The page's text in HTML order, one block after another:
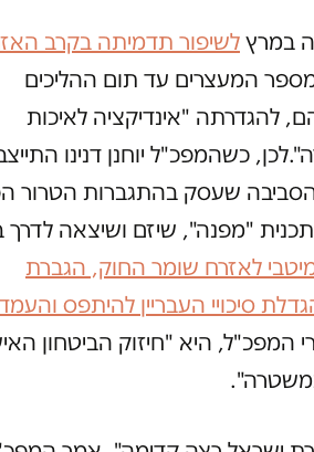
במרץ לשיפור תדמיתה בקרב
המעצרים עד תום ההליכים
להגדרתה "אינדיקציה לאיכות
כשהמפכ"ל יוחנן דנינו
הסביבה שעסק בהתגברות הטרור
"מפנה", שיזם ושיצאה
לאזרח שומר החוק, הגברת
סיכויי העבריין להיתפס
המפכ"ל, היא "חיזוק הביטחון